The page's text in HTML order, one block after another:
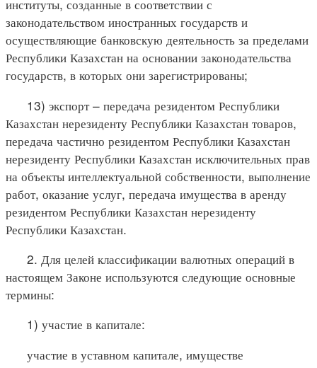
институты, созданные в соответствии с
законодательством иностранных государств и
осуществляющие банковскую деятельность за пределами
Республики Казахстан на основании законодательства
государств, в которых они зарегистрированы;
13) экспорт – передача резидентом Республики
Казахстан нерезиденту Республики Казахстан товаров,
передача частично резидентом Республики Казахстан
нерезиденту Республики Казахстан исключительных прав
на объекты интеллектуальной собственности, выполнение
работ, оказание услуг, передача имущества в аренду
резидентом Республики Казахстан нерезиденту
Республики Казахстан.
2. Для целей классификации валютных операций в
настоящем Законе используются следующие основные
термины:
1) участие в капитале:
участие в уставном капитале, имуществе